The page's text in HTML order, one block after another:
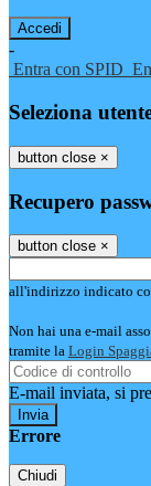
-
Entra con SPID
Seleziona
button close ×
Recupero
button close ×
all'indirizzo indicato
Non hai una e-mail
tramite la Login
E-mail inviata, si
Errore
Chiudi